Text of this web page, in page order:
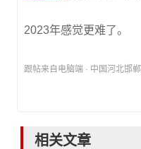
2023年感觉更难了。
跟帖来自电脑端 · 中国河北邯郸
相关文章